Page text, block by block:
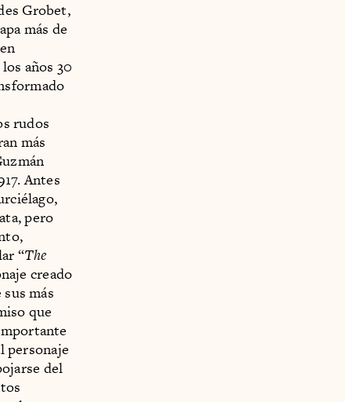
Grobet,
más de
años 30
rudos
más
Antes
pero
“The
creado
más
que
personaje
del